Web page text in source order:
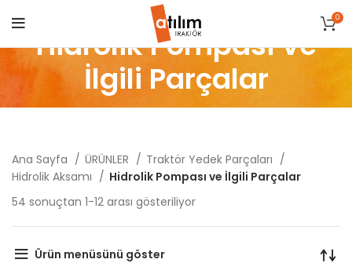
0
Hidrolik Pompası ve
İlgili Parçalar
Ana Sayfa ÜRÜNLER
Traktör Yedek Parçaları
Hidrolik Aksamı
Hidrolik Pompası ve İlgili Parçalar
54 sonuçtan 1-12 arası gösteriliyorPopülerliğe
Ürün menüsünü göster